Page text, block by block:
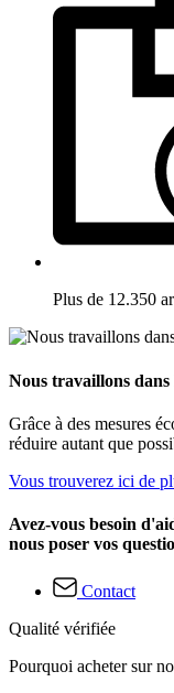
Plus de 12.350
Nous travaillons
Grâce à des mesures
réduire autant que
Vous trouverez ici de
Avez-vous besoin
nous poser vos
Contact
Qualité vérifiée
Pourquoi acheter sur